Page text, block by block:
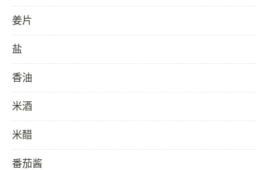
姜片
盐
香油
米酒
米醋
番茄酱